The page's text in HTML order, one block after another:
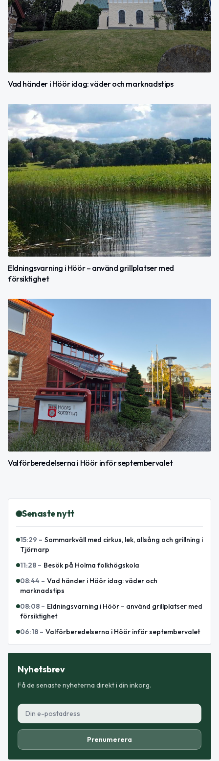
Vad händer i Höör idag: väder och marknadstips
Eldningsvarning i Höör – använd grillplatser med
försiktighet
Valförberedelserna i Höör inför septembervalet
Senaste nytt
15:29 – Sommarkväll med cirkus, lek, allsång och grillning i
Tjörnarp
11:28 – Besök på Holma folkhögskola
08:44 – Vad händer i Höör idag: väder och
marknadstips
08:08 – Eldningsvarning i Höör – använd grillplatser med
försiktighet
06:18 – Valförberedelserna i Höör inför septembervalet
Nyhetsbrev
Få de senaste nyheterna direkt i din inkorg.
Prenumerera